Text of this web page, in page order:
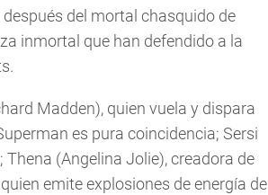
del mortal chasquido de
inmortal que han defendido a la
Madden), quien vuela y dispara
es pura coincidencia; Sersi
(Angelina Jolie), creadora de
emite explosiones de energía de